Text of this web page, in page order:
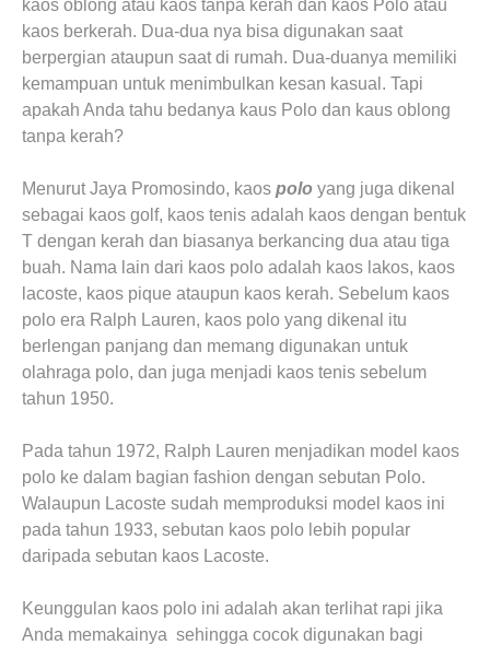
kaos oblong atau kaos tanpa kerah dan kaos Polo atau
kaos berkerah. Dua-dua nya bisa digunakan saat
berpergian ataupun saat di rumah. Dua-duanya memiliki
kemampuan untuk menimbulkan kesan kasual. Tapi
apakah Anda tahu bedanya kaus Polo dan kaus oblong
tanpa kerah?
Menurut Jaya Promosindo, kaos polo yang juga dikenal
sebagai kaos golf, kaos tenis adalah kaos dengan bentuk
T dengan kerah dan biasanya berkancing dua atau tiga
buah. Nama lain dari kaos polo adalah kaos lakos, kaos
lacoste, kaos pique ataupun kaos kerah. Sebelum kaos
polo era Ralph Lauren, kaos polo yang dikenal itu
berlengan panjang dan memang digunakan untuk
olahraga polo, dan juga menjadi kaos tenis sebelum
tahun 1950.
Pada tahun 1972, Ralph Lauren menjadikan model kaos
polo ke dalam bagian fashion dengan sebutan Polo.
Walaupun Lacoste sudah memproduksi model kaos ini
pada tahun 1933, sebutan kaos polo lebih popular
daripada sebutan kaos Lacoste.
Keunggulan kaos polo ini adalah akan terlihat rapi jika
Anda memakainya sehingga cocok digunakan bagi